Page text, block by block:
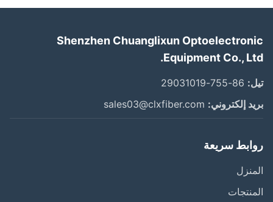
Shenzhen Chuanglixun
Equipment Co.,
إلكتروني: sales03@clxfiber.com
سريعة